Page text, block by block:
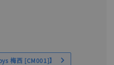
梅西 [CM001]】